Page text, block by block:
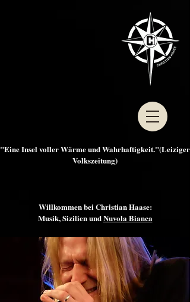
"Eine Insel voller Wärme und Wahrhaftigkeit."(Leiziger
Volkszeitung)
Willkommen bei Christian Haase:
Musik, Sizilien undNuvola Bianca